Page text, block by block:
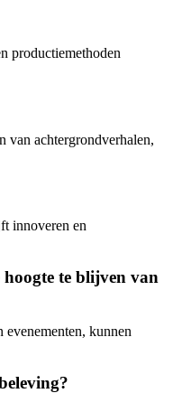
productiemethoden
van achtergrondverhalen,
innoveren en
te blijven van
kunnen